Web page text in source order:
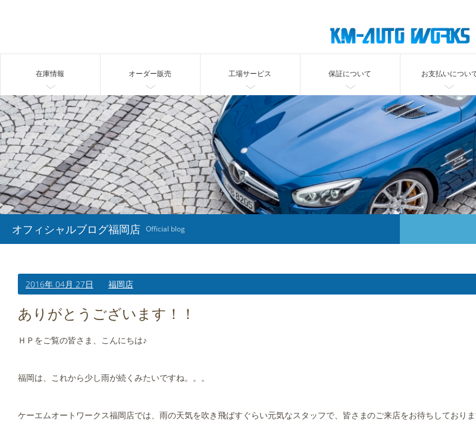
在庫情報 オーダー販売 工場サービス 保証について お支払いについ
オフィシャルブログ福岡店 Official blog
2016年 04月 27日 福岡店
ありがとうございます！！
ＨＰをご覧の皆さま、こんにちは♪
福岡は、これから少し雨が続くみたいですね。。。
ケーエムオートワークス福岡店では、雨の天気を吹き飛ばすぐらい元気なスタッフで、皆さまのご来店をお待ちしており